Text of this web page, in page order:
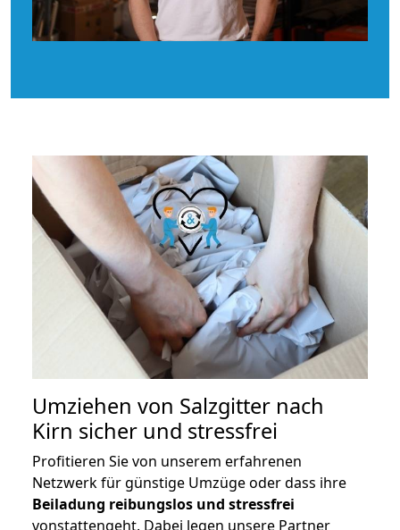
Umziehen von Salzgitter nach
Kirn sicher und stressfrei
Profitieren Sie von unserem erfahrenen
Netzwerk für günstige Umzüge oder dass ihre
Beiladung reibungslos und stressfrei
vonstattengeht. Dabei legen unsere Partner